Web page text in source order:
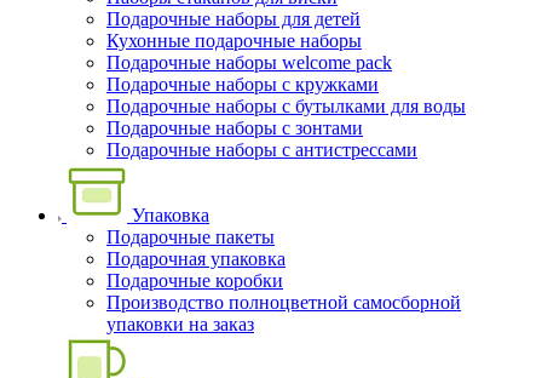
Подарочные наборы для детей
Кухонные подарочные наборы
Подарочные наборы welcome pack
Подарочные наборы с кружками
Подарочные наборы с бутылками для воды
Подарочные наборы с зонтами
Подарочные наборы с антистрессами
Упаковка
Подарочные пакеты
Подарочная упаковка
Подарочные коробки
Производство полноцветной самосборной
упаковки на заказ